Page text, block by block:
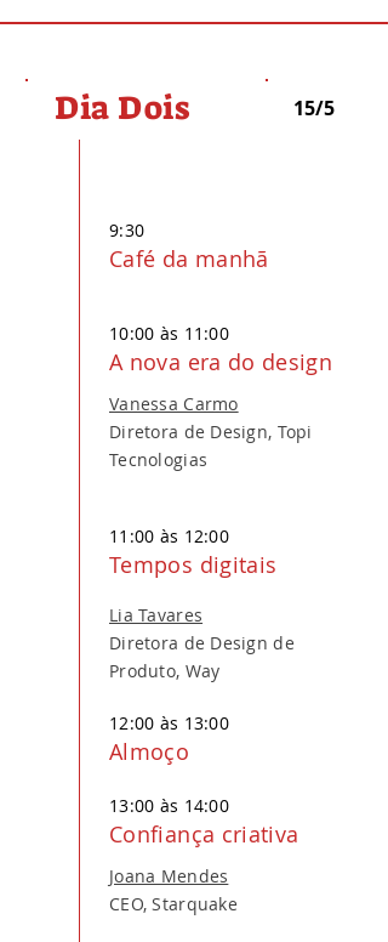
Dia Dois 15/5
9:30
Café da manhã
10:00 às 11:00
A nova era do design
Vanessa Carmo
Diretora de Design, Topi
Tecnologias
11:00 às 12:00
Tempos digitais
Lia Tavares
Diretora de Design de
Produto, Way
12:00 às 13:00
Almoço
13:00 às 14:00
Confiança criativa
Joana Mendes
CEO, Starquake